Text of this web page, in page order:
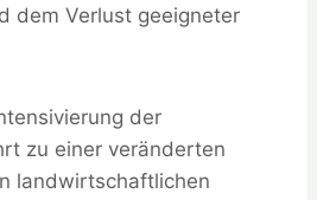
dem Verlust geeigneter
der
zu einer veränderten
landwirtschaftlichen